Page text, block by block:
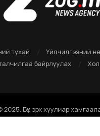
тухай
Үйлчилгээний
байрлуулах
2025. Бүх эрх хуулиар